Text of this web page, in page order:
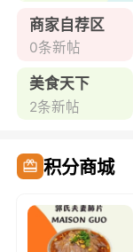
商家自荐区
0条新帖
美食天下
2条新帖
积分商城